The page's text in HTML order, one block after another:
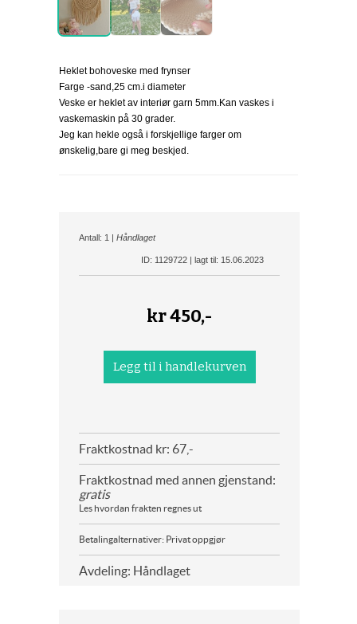
Heklet bohoveske med frynser
Farge -sand,25 cm.i diameter
Veske er heklet av interiør garn 5mm.Kan vaskes i
vaskemaskin på 30 grader.
Jeg kan hekle også i forskjellige farger om
ønskelig,bare gi meg beskjed.
Antall: 1 | Håndlaget
ID: 1129722 | lagt til: 15.06.2023
kr450,-
Fraktkostnad kr: 67,-
Fraktkostnad med annen gjenstand:
gratis
Les hvordan frakten regnes ut
Betalingalternativer: Privat oppgjør
Avdeling: Håndlaget